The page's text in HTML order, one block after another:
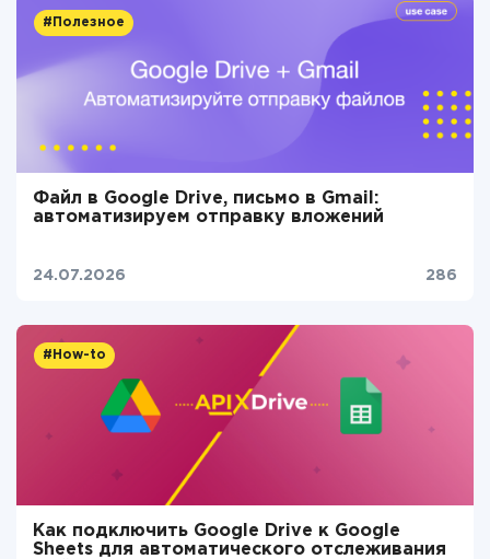
#Полезное
Файл в Google Drive, письмо в Gmail:
автоматизируем отправку вложений
24.07.2026 286
#How-to
Как подключить Google Drive к Google
Sheets для автоматического отслеживания